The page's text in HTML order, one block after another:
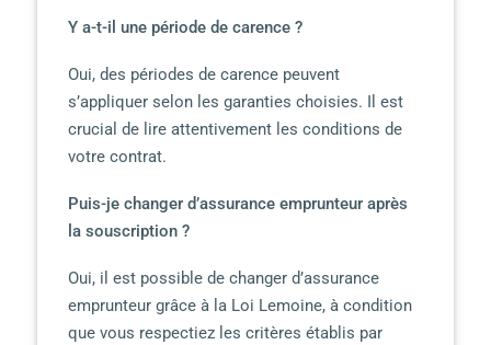
Y a-t-il une période de carence ?
Oui, des périodes de carence peuvent
s’appliquer selon les garanties choisies. Il est
crucial de lire attentivement les conditions de
votre contrat.
Puis-je changer d’assurance emprunteur après
la souscription ?
Oui, il est possible de changer d’assurance
emprunteur grâce à la Loi Lemoine, à condition
que vous respectiez les critères établis par